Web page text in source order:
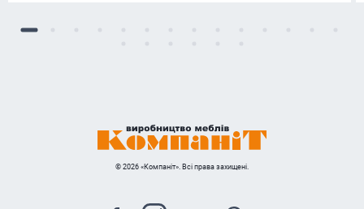
© 2026 «Компаніт». Всі права захищені.